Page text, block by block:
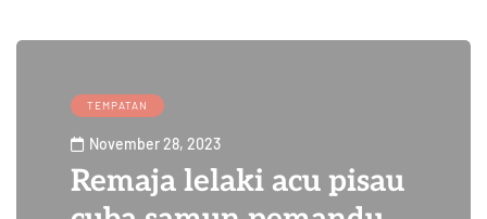
TEMPATAN
November 28, 2023
Remaja lelaki acu pisau